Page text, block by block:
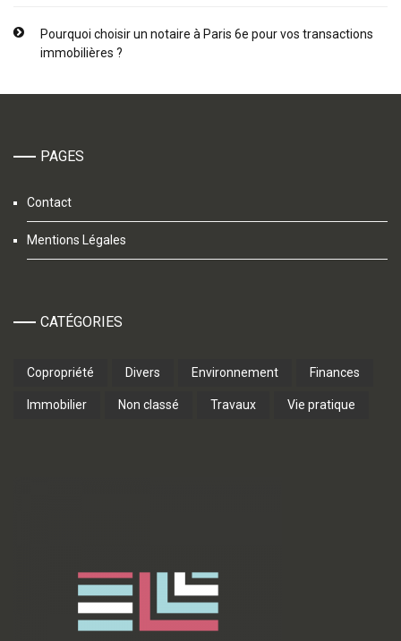
Pourquoi choisir un notaire à Paris 6e pour vos transactions
immobilières ?
PAGES
Contact
Mentions Légales
CATÉGORIES
Copropriété Divers Environnement Finances
Immobilier Non classé Travaux Vie pratique